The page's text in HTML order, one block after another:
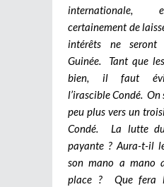
internationale,
certainement de
intérêts ne seront
Guinée. Tant que
bien, il faut
l’irascible Condé. On
peu plus vers un
Condé. La lutte
payante ? Aura-t-il
son mano a mano
place ? Que fera